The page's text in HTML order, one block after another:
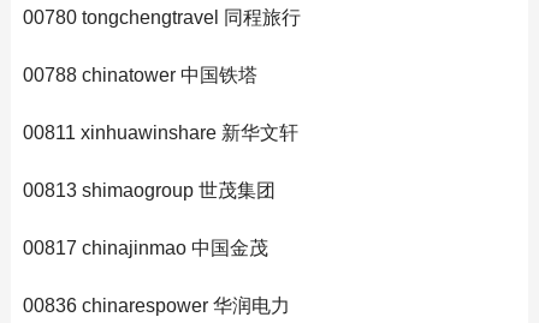
00780 tongchengtravel 同程旅行
00788 chinatower 中国铁塔
00811 xinhuawinshare 新华文轩
00813 shimaogroup 世茂集团
00817 chinajinmao 中国金茂
00836 chinarespower 华润电力